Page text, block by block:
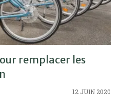
remplacer les
12 JUIN 2020